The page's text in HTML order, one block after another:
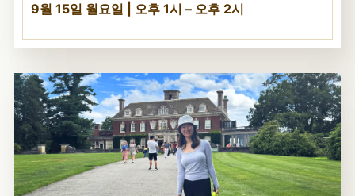
9월 15일 월요일 | 오후 1시 – 오후 2시